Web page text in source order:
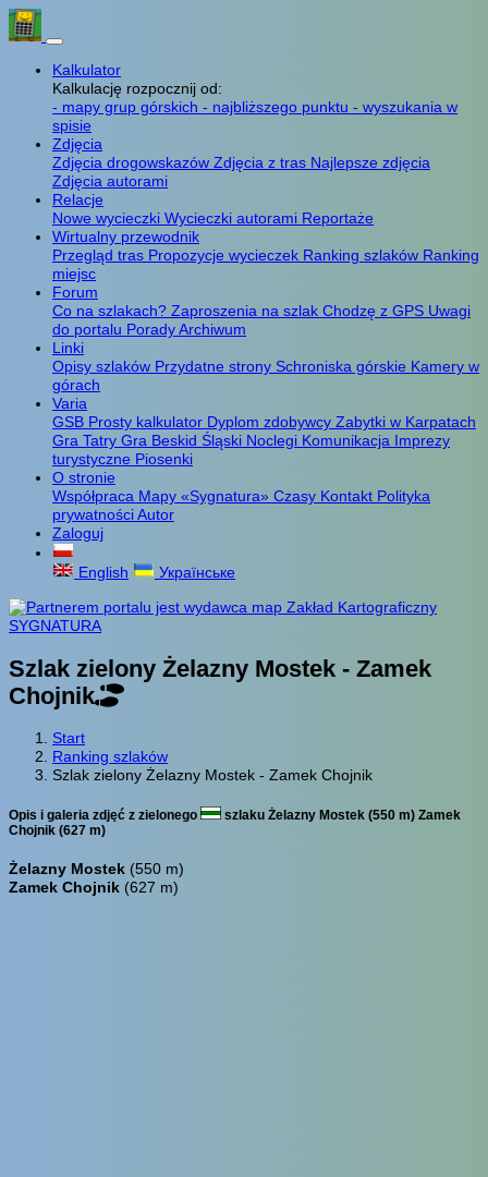
Kalkulator
Kalkulację rozpocznij od:
- mapy grup górskich - najbliższego punktu - wyszukania w
spisie
Zdjęcia
Zdjęcia drogowskazów Zdjęcia z tras Najlepsze zdjęcia
Zdjęcia autorami
Relacje
Nowe wycieczki Wycieczki autorami Reportaże
Wirtualny przewodnik
Przegląd tras Propozycje wycieczek Ranking szlaków Ranking
miejsc
Forum
Co na szlakach? Zaproszenia na szlak Chodzę z GPS Uwagi
do portalu PoradyArchiwum
Linki
Opisy szlaków Przydatne strony Schroniska górskie Kamery w
górach
Varia
GSB Prosty kalkulator Dyplom zdobywcy Zabytki w Karpatach
Gra Tatry Gra Beskid Śląski Noclegi Komunikacja Imprezy
turystyczne Piosenki
O stronie
Współpraca Mapy «Sygnatura» Czasy Kontakt Polityka
prywatnościAutor
Zaloguj
English Українське
Szlak zielony Żelazny Mostek - Zamek
Chojnik
Start
Ranking szlaków
Szlak zielony Żelazny Mostek - Zamek Chojnik
Opis i galeria zdjęć z zielonego
szlaku Żelazny Mostek (550 m) Zamek
Chojnik (627 m)
Żelazny Mostek (550 m)
Zamek Chojnik (627 m)